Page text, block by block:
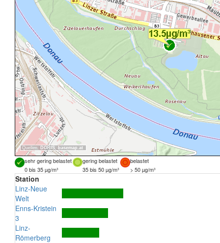
Quellen: DORIS, basemap.at
sehr gering belastet gering belastet
belastet
0 bis 35 µg/m³
35 bis 50 µg/m³ > 50 µg/m³
Station
Linz-Neue
Welt
Enns-Kristein
3
Linz-
Römerberg